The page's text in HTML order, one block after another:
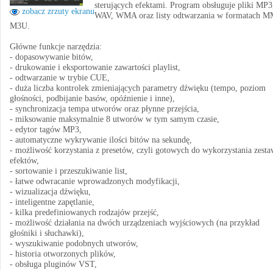
zobacz zrzuty ekranu
sterujących efektami. Program obsługuje pliki
WAV, WMA oraz listy odtwarzania w formatach
M3U.
Główne funkcje narzędzia:
- dopasowywanie bitów,
- drukowanie i eksportowanie zawartości playlist,
- odtwarzanie w trybie CUE,
- duża liczba kontrolek zmieniających parametry dźwięku (tempo, poziom
głośności, podbijanie basów, opóźnienie i inne),
- synchronizacja tempa utworów oraz płynne przejścia,
- miksowanie maksymalnie 8 utworów w tym samym czasie,
- edytor tagów MP3,
- automatyczne wykrywanie ilości bitów na sekundę,
- możliwość korzystania z presetów, czyli gotowych do wykorzystania
efektów,
- sortowanie i przeszukiwanie list,
- łatwe odwracanie wprowadzonych modyfikacji,
- wizualizacja dźwięku,
- inteligentne zapętlanie,
- kilka predefiniowanych rodzajów przejść,
- możliwość działania na dwóch urządzeniach wyjściowych (na przykład
głośniki i słuchawki),
- wyszukiwanie podobnych utworów,
- historia otworzonych plików,
- obsługa pluginów VST,